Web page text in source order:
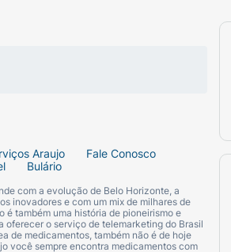
Araujo
Fale Conosco
Bulário
com a evolução de Belo Horizonte, a
inovadores e com um mix de milhares de
é também uma história de pioneirismo e
oferecer o serviço de telemarketing do Brasil
de medicamentos, também não é de hoje
você sempre encontra medicamentos com